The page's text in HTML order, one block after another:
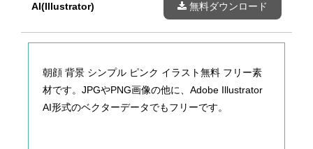
AI(Illustrator) 無料ダウンロード
朝顔 背景 シンプル ピンク イラスト無料 フリー素
材です。JPGやPNG画像の他に、Adobe Illustrator
AI形式のベクターデータでもフリーです。